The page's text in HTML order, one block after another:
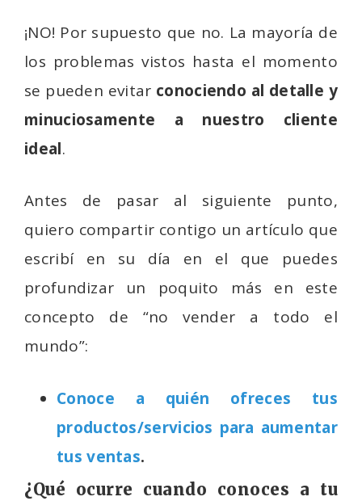
¡NO! Por supuesto que no. La mayoría de
los problemas vistos hasta el momento
se pueden evitar conociendo al detalle y
minuciosamente a nuestro cliente
ideal.
Antes de pasar al siguiente punto,
quiero compartir contigo un artículo que
escribí en su día en el que puedes
profundizar un poquito más en este
concepto de “no vender a todo el
mundo”:
Conoce a quién ofreces tus
productos/servicios para aumentar
tus ventas.
¿Qué ocurre cuando conoces a tu